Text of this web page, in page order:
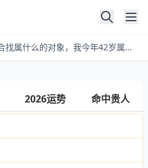
属马的适合找属什么的对象，我今年42岁属马离异带一女儿，找什么属相的对
2026运势 命中贵人